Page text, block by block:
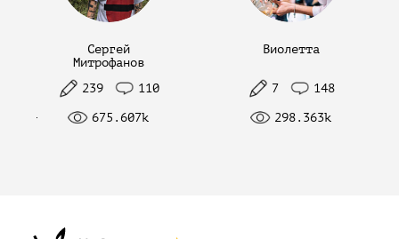
Сергей
Митрофанов
239
110
675.607k
Виолетта
7 148
298.363k